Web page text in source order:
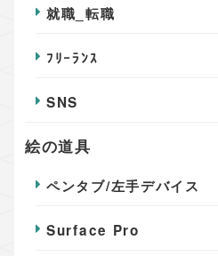
就職_転職
ﾌﾘｰﾗﾝｽ
SNS
絵の道具
ペンタブ/左手デバイス
Surface Pro